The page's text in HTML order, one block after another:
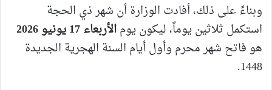
وبناءً على ذلك، أفادت الوزارة أن شهر ذي الحجة
استكمل ثلاثين يوماً، ليكون يومالأربعاء 17 يونيو 2026
هو فاتح شهر محرم وأول أيام السنة الهجرية الجديدة
1448.